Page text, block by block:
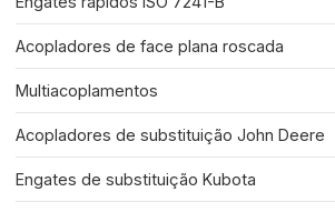
Acopladores de face plana roscada
Multiacoplamentos
Acopladores de substituição John Deere
Engates de substituição Kubota